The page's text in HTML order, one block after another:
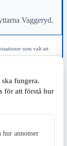
Vaggeryd.
som valt att
sedan 2002 ger
Värnamo.nu. Från
fungera.
för att förstå hur
hur annonser